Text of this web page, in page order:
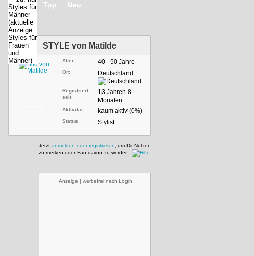
Top Neu
STYLE von Matilde
Alter 40 - 50 Jahre
Ort Deutschland
Registriert
seit
13 Jahren 8
Monaten
Aktivität kaum aktiv (0%)
Status Stylist
Jetzt anmelden oder registrieren , um Dir Nutzer
zu merken oder Fan davon zu werden.
Anzeige | werbefrei nach Login